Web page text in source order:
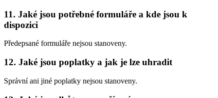
11. Jaké jsou potřebné formuláře a kde jsou k
dispozici
Předepsané formuláře nejsou stanoveny.
12. Jaké jsou poplatky a jak je lze uhradit
Správní ani jiné poplatky nejsou stanoveny.